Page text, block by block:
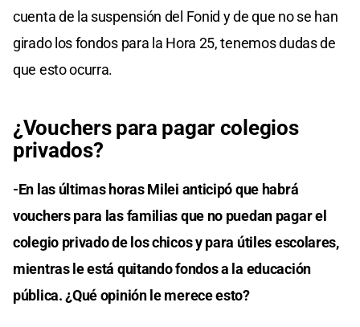
cuenta de la suspensión del Fonid y de que no se han
girado los fondos para la Hora 25, tenemos dudas de
que esto ocurra.
¿Vouchers para pagar colegios
privados?
-En las últimas horas Milei anticipó que habrá
vouchers para las familias que no puedan pagar el
colegio privado de los chicos y para útiles escolares,
mientras le está quitando fondos a la educación
pública. ¿Qué opinión le merece esto?